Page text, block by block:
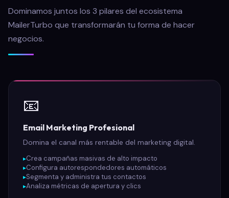
Dominamos juntos los 3 pilares del ecosistema
MailerTurbo que transformarán tu forma de hacer
negocios.
📧
Email Marketing Profesional
Domina el canal más rentable del marketing digital.
Crea campañas masivas de alto impacto
Configura autorespondedores automáticos
Segmenta y administra tus contactos
Analiza métricas de apertura y clics